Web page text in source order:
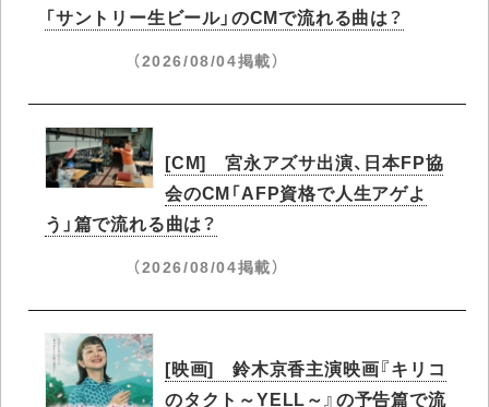
「サントリー生ビール」のCMで流れる曲は？
（2026/08/04掲載）
[CM] 宮永アズサ出演、日本FP協
会のCM「AFP資格で人生アゲよ
う」篇で流れる曲は？
（2026/08/04掲載）
[映画] 鈴木京香主演映画『キリコ
のタクト～YELL～』の予告篇で流